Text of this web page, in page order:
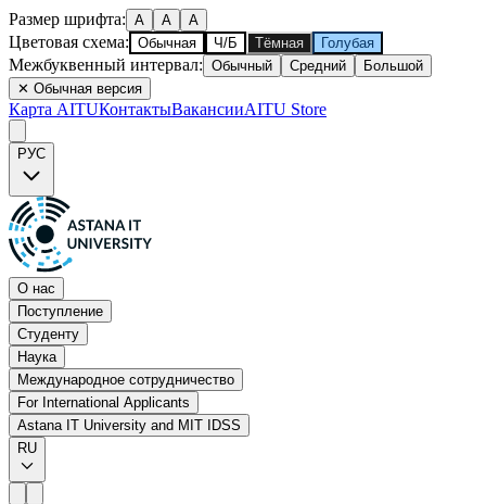
Размер шрифта: A A A
Цветовая схема: Обычная Ч/Б Тёмная Голубая
Межбуквенный интервал: Обычный Средний
Большой
✕ Обычная версия
Карта AITUКонтактыВакансииAITU Store
РУС
О нас
Поступление
Студенту
Наука
Международное сотрудничество
For International Applicants
Astana IT University and MIT IDSS
RU